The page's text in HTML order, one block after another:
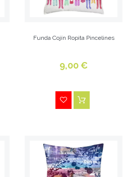
Funda Cojín Ropita Pincelines
9,00 €